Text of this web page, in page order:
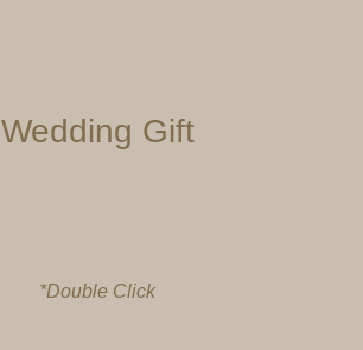
Wedding Gift
*Double Click